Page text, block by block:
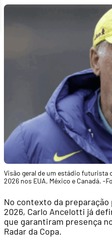
Visão geral de um estádio futurista
2026 nos EUA, México e Canadá. -
No contexto da preparação
2026, Carlo Ancelotti já
que garantiram presença
Radar da Copa.